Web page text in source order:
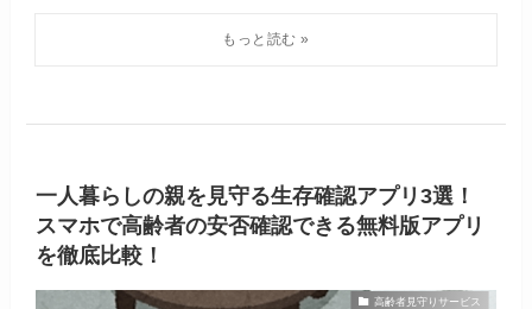
一人暮らしの親を見守る生存確認アプリ3選！
スマホで高齢者の安否確認できる無料版アプリ
を徹底比較！
高齢者見守りサービス